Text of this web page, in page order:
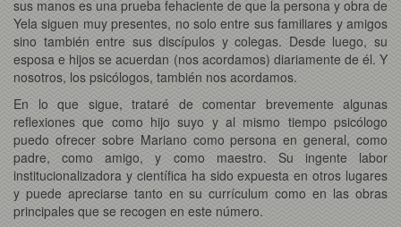
sus manos es una prueba fehaciente de que la persona y obra de
Yela siguen muy presentes, no solo entre sus familiares y amigos
sino también entre sus discípulos y colegas. Desde luego, su
esposa e hijos se acuerdan (nos acordamos) diariamente de él. Y
nosotros, los psicólogos, también nos acordamos.
En lo que sigue, trataré de comentar brevemente algunas
reflexiones que como hijo suyo y al mismo tiempo psicólogo
puedo ofrecer sobre Mariano como persona en general, como
padre, como amigo, y como maestro. Su ingente labor
institucionalizadora y científica ha sido expuesta en otros lugares
y puede apreciarse tanto en su currículum como en las obras
principales que se recogen en este número.